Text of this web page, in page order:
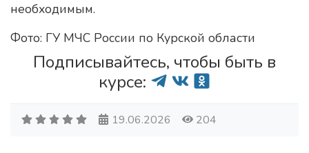
необходимым.
Фото: ГУ МЧС России по Курской области
Подписывайтесь, чтобы быть в
курсе:
19.06.2026 204